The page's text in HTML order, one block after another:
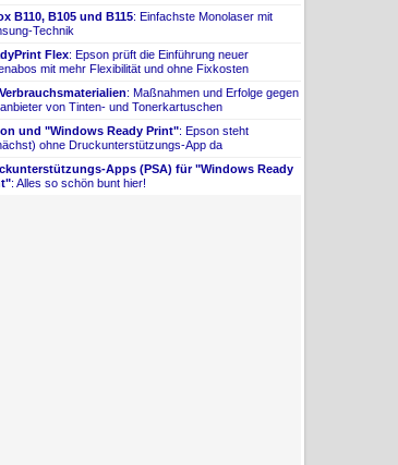
B110, B105 und B115: Einfachste Monolaser mit
​Technik
Flex: Epson prüft die Einführung neuer
mit mehr Flexibilität und ohne Fixkosten
​Verbrauchsmaterialien: Maßnahmen und Erfolge gegen
von Tinten- ​ und Tonerkartuschen
und "Windows Ready Print": Epson steht
ohne Druckunterstützungs-​App da
​Apps (PSA) für "Windows Ready
: Alles so schön bunt hier!